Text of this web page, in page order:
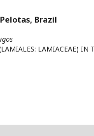
Brazil
LAMIACEAE) IN